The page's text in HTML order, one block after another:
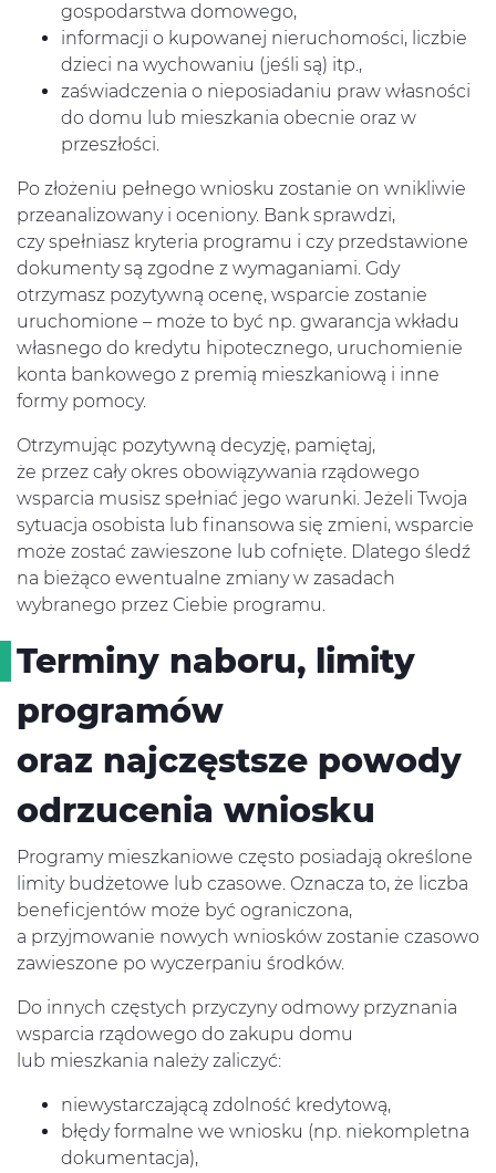
gospodarstwa domowego,
informacji o kupowanej nieruchomości, liczbie
dzieci na wychowaniu (jeśli są) itp.,
zaświadczenia o nieposiadaniu praw własności
do domu lub mieszkania obecnie oraz w
przeszłości.
Po złożeniu pełnego wniosku zostanie on wnikliwie
przeanalizowany i oceniony. Bank sprawdzi,
czy spełniasz kryteria programu i czy przedstawione
dokumenty są zgodne z wymaganiami. Gdy
otrzymasz pozytywną ocenę, wsparcie zostanie
uruchomione – może to być np. gwarancja wkładu
własnego do kredytu hipotecznego, uruchomienie
konta bankowego z premią mieszkaniową i inne
formy pomocy.
Otrzymując pozytywną decyzję, pamiętaj,
że przez cały okres obowiązywania rządowego
wsparcia musisz spełniać jego warunki. Jeżeli Twoja
sytuacja osobista lub finansowa się zmieni, wsparcie
może zostać zawieszone lub cofnięte. Dlatego śledź
na bieżąco ewentualne zmiany w zasadach
wybranego przez Ciebie programu.
Terminy naboru, limity
programów
oraz najczęstsze powody
odrzucenia wniosku
Programy mieszkaniowe często posiadają określone
limity budżetowe lub czasowe. Oznacza to, że liczba
beneficjentów może być ograniczona,
a przyjmowanie nowych wniosków zostanie czasowo
zawieszone po wyczerpaniu środków.
Do innych częstych przyczyny odmowy przyznania
wsparcia rządowego do zakupu domu
lub mieszkania należy zaliczyć:
niewystarczającą zdolność kredytową,
błędy formalne we wniosku (np. niekompletna
dokumentacja),